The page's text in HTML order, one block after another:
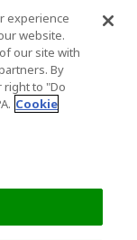
experience
website.
our site with
By
right to "Do
Cookie